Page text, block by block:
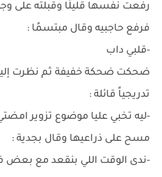
رفعت نفسها قليلًا وقبلته على
فرفع حاجبيه وقال مبتسمًا :
-قلبي داب
ضحكت ضحكة خفيفة ثم نظرت
تدريجياً قائلة :
-ليه تخبي عليا موضوع تزوير
مسح على ذراعيها وقال بجدية :
-ندى الوقت اللي بنقعد مع بعض